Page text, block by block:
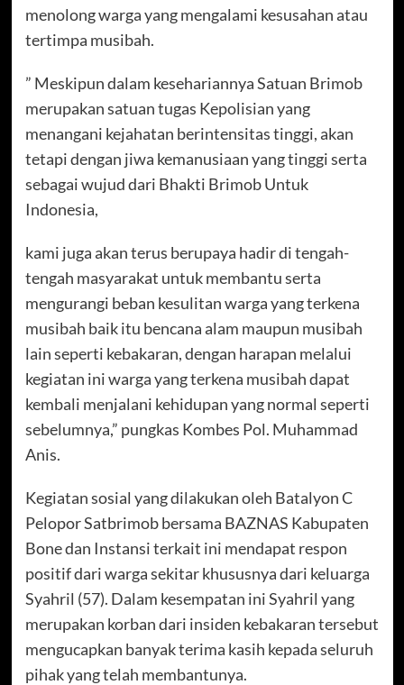
menolong warga yang mengalami kesusahan atau
tertimpa musibah.
” Meskipun dalam kesehariannya Satuan Brimob
merupakan satuan tugas Kepolisian yang
menangani kejahatan berintensitas tinggi, akan
tetapi dengan jiwa kemanusiaan yang tinggi serta
sebagai wujud dari Bhakti Brimob Untuk
Indonesia,
kami juga akan terus berupaya hadir di tengah-
tengah masyarakat untuk membantu serta
mengurangi beban kesulitan warga yang terkena
musibah baik itu bencana alam maupun musibah
lain seperti kebakaran, dengan harapan melalui
kegiatan ini warga yang terkena musibah dapat
kembali menjalani kehidupan yang normal seperti
sebelumnya,” pungkas Kombes Pol. Muhammad
Anis.
Kegiatan sosial yang dilakukan oleh Batalyon C
Pelopor Satbrimob bersama BAZNAS Kabupaten
Bone dan Instansi terkait ini mendapat respon
positif dari warga sekitar khususnya dari keluarga
Syahril (57). Dalam kesempatan ini Syahril yang
merupakan korban dari insiden kebakaran tersebut
mengucapkan banyak terima kasih kepada seluruh
pihak yang telah membantunya.